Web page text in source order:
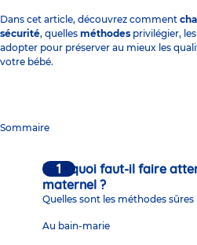
Dans cet article, découvrez comment
sécurité, quelles méthodes privilégier, les
adopter pour préserver au mieux les
votre bébé.
Sommaire
Pourquoi faut-il faire
maternel ?
Quelles sont les méthodes
Au bain-marie